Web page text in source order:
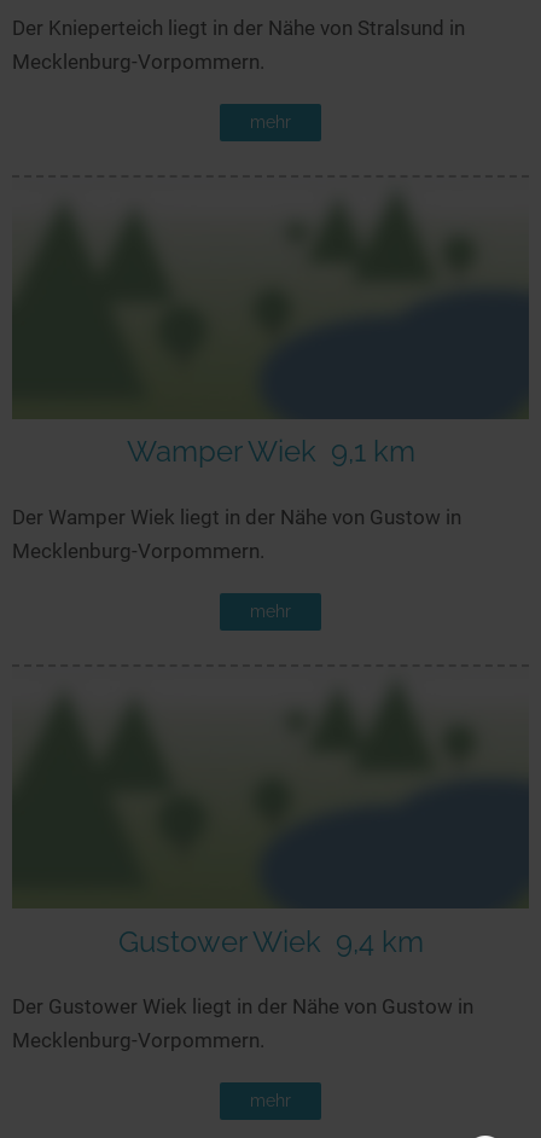
Der Knieperteich liegt in der Nähe von Stralsund in
Mecklenburg-Vorpommern.
mehr
Wamper Wiek 9,1 km
Der Wamper Wiek liegt in der Nähe von Gustow in
Mecklenburg-Vorpommern.
mehr
Gustower Wiek 9,4 km
Der Gustower Wiek liegt in der Nähe von Gustow in
Mecklenburg-Vorpommern.
mehr